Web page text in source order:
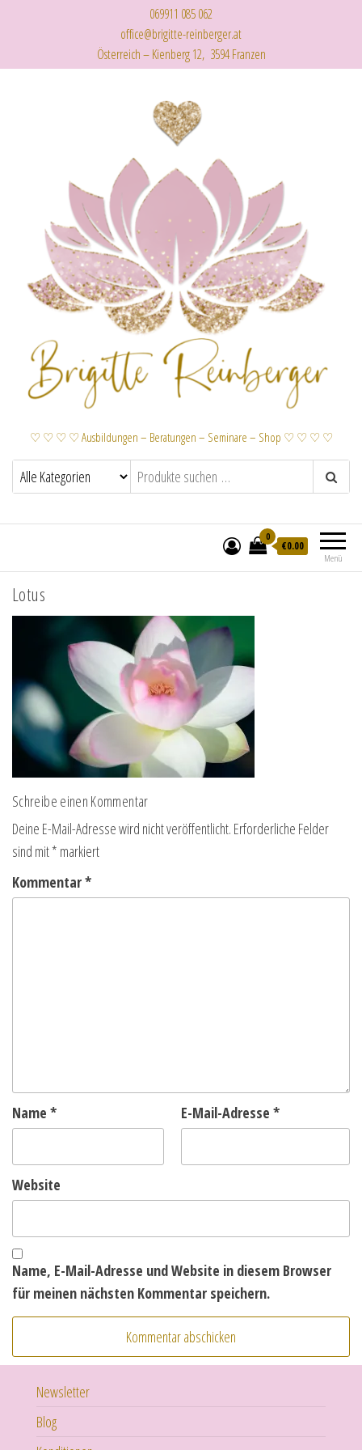
069911 085 062
office@brigitte-reinberger.at
Österreich – Kienberg 12, 3594 Franzen
♡ ♡ ♡ ♡ Ausbildungen – Beratungen – Seminare – Shop ♡ ♡ ♡ ♡
Menü
0
€0.00
Lotus
Schreibe einen Kommentar
Deine E-Mail-Adresse wird nicht veröffentlicht. Erforderliche Felder
sind mit* markiert
Kommentar*
Name * E-Mail-Adresse *
Website
Name, E-Mail-Adresse und Website in diesem Browser
für meinen nächsten Kommentar speichern.
Newsletter
Blog